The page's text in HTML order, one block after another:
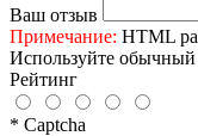
Ваш отзыв
Примечание: HTML
Используйте обычный
Рейтинг
* Captcha